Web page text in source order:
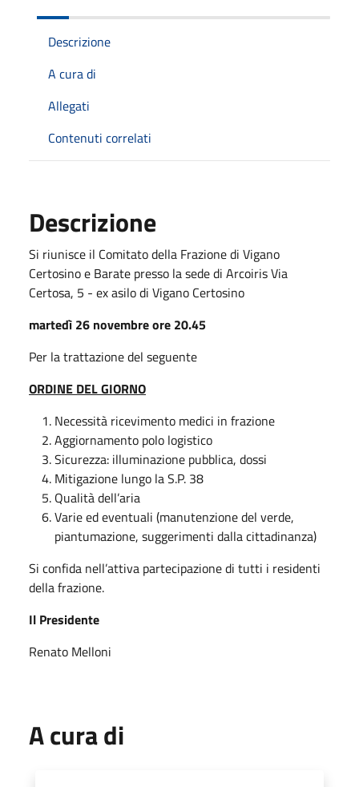
Descrizione
A cura di
Allegati
Contenuti correlati
Descrizione
Si riunisce il Comitato della Frazione di Vigano
Certosino e Barate presso la sede di Arcoiris Via
Certosa, 5 - ex asilo di Vigano Certosino
martedì 26 novembre ore 20.45
Per la trattazione del seguente
ORDINE DEL GIORNO
Necessità ricevimento medici in frazione
Aggiornamento polo logistico
Sicurezza: illuminazione pubblica, dossi
Mitigazione lungo la S.P. 38
Qualità dell’aria
Varie ed eventuali (manutenzione del verde,
piantumazione, suggerimenti dalla cittadinanza)
Si confida nell’attiva partecipazione di tutti i residenti
della frazione.
Il Presidente
Renato Melloni
A cura di